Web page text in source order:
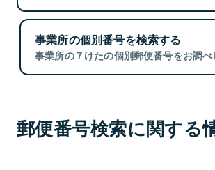
事業所の個別番号を検索する
事業所の７けたの個別郵便番号をお調べ
郵便番号検索に関する